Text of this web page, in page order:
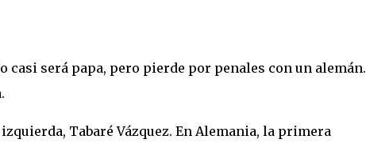
casi será papa, pero pierde por penales con un alemán.
Tabaré Vázquez. En Alemania, la primera